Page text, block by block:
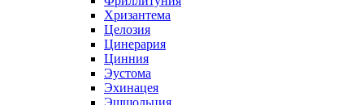
Хризантема
Целозия
Цинерария
Цинния
Эустома
Эхинацея
Эшшольция